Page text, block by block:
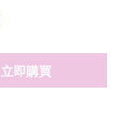
立即購買